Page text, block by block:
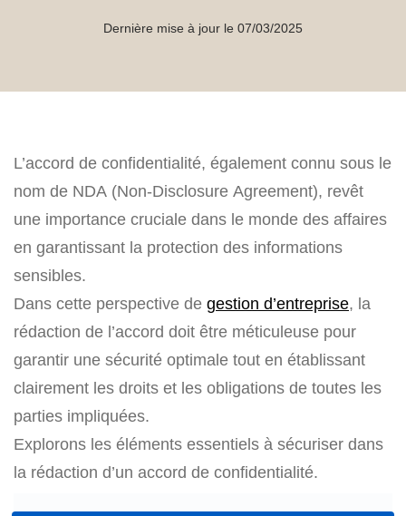
Dernière mise à jour le 07/03/2025
L’accord de confidentialité, également connu sous le
nom de NDA (Non-Disclosure Agreement), revêt
une importance cruciale dans le monde des affaires
en garantissant la protection des informations
sensibles.
Dans cette perspective de gestion d’entreprise, la
rédaction de l’accord doit être méticuleuse pour
garantir une sécurité optimale tout en établissant
clairement les droits et les obligations de toutes les
parties impliquées.
Explorons les éléments essentiels à sécuriser dans
la rédaction d’un accord de confidentialité.